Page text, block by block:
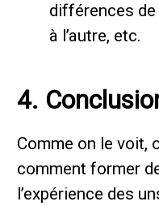
différences de
à l’autre, etc.
4.
Comme on le voit,
comment former
l’expérience des